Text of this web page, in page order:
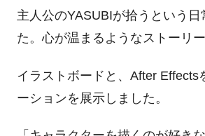
主人公のYASUBIが拾うという日
た。心が温まるようなストーリー
イラストボードと、After Effects
ーションを展示しました。